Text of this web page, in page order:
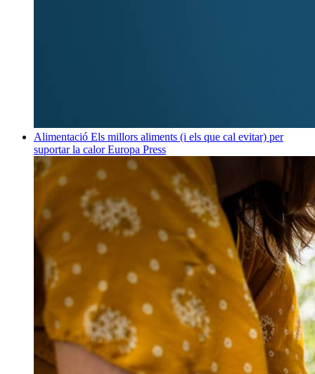
Alimentació Els millors aliments (i els que cal evitar) per
suportar la calorEuropa Press